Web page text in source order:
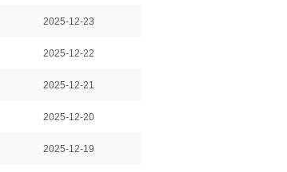
2025-12-23
2025-12-22
2025-12-21
2025-12-20
2025-12-19